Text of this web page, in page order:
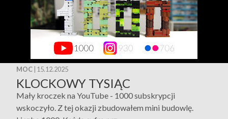
MOC | 15.12.2025
KLOCKOWY TYSIĄC
Mały kroczek na YouTube - 1000 subskrypcji
wskoczyło. Z tej okazji zbudowałem mini budowlę.